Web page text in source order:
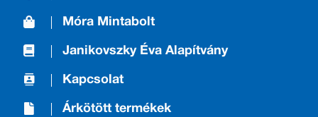
Móra Mintabolt
Janikovszky Éva Alapítvány
Kapcsolat
Árkötött termékek